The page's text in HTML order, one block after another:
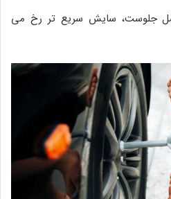
جلوست، سایش سریع تر رخ می